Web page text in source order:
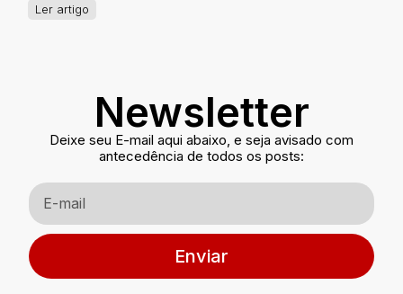
Ler artigo
Newsletter
Deixe seu E-mail aqui abaixo, e seja avisado com
antecedência de todos os posts:
Enviar